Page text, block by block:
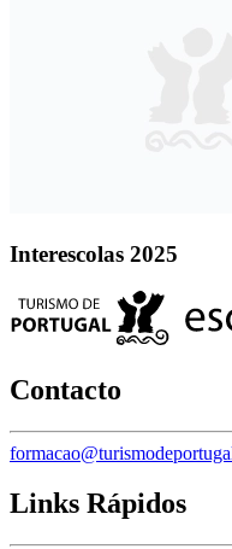
Interescolas 2025
Contacto
Links Rápidos